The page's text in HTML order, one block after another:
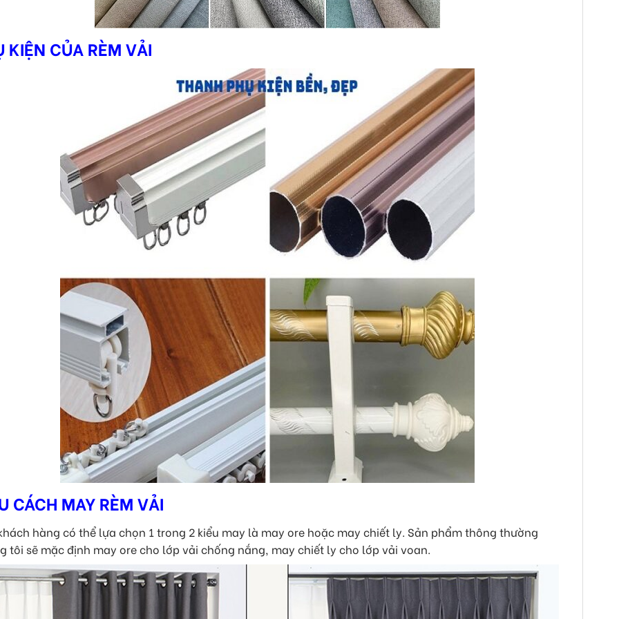
KIỆN CỦA RÈM VẢI
CÁCH MAY RÈM VẢI
hàng có thể lựa chọn 1 trong 2 kiểu may là may ore hoặc may chiết ly. Sản phẩm thông thường
tôi sẽ mặc định may ore cho lớp vải chống nắng, may chiết ly cho lớp vải voan.